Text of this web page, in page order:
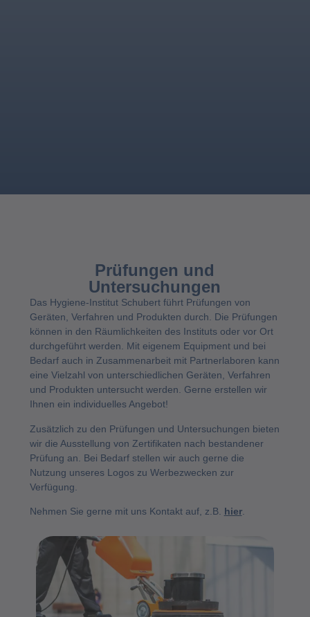
Prüfungen und
Untersuchungen
Das Hygiene-Institut Schubert führt Prüfungen von
Geräten, Verfahren und Produkten durch. Die Prüfungen
können in den Räumlichkeiten des Instituts oder vor Ort
durchgeführt werden. Mit eigenem Equipment und bei
Bedarf auch in Zusammenarbeit mit Partnerlaboren kann
eine Vielzahl von unterschiedlichen Geräten, Verfahren
und Produkten untersucht werden. Gerne erstellen wir
Ihnen ein individuelles Angebot!
Zusätzlich zu den Prüfungen und Untersuchungen bieten
wir die Ausstellung von Zertifikaten nach bestandener
Prüfung an. Bei Bedarf stellen wir auch gerne die
Nutzung unseres Logos zu Werbezwecken zur
Verfügung.
Nehmen Sie gerne mit uns Kontakt auf, z.B. hier.